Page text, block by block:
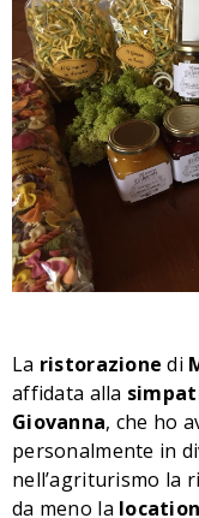
La ristorazione di
affidata alla
Giovanna, che ho
personalmente in
nell’agriturismo la
da meno la location